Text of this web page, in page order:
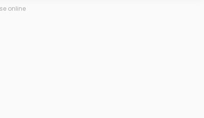
online